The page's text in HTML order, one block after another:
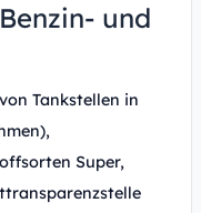
und
Tankstellen in
Super,